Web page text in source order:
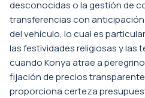
desconocidas o la gestión de
transferencias con
del vehículo, lo cual es
las festividades religiosas y las
cuando Konya atrae a
fijación de precios
proporciona certeza